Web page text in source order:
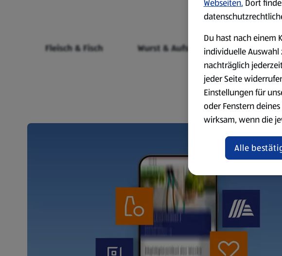
Fleisch & Fisch Wurst & Aufschnitt
Webseiten. Dort
Du hast nach einem
individuelle
nachträglich
jeder Seite
Einstellungen für
oder Fenstern
wirksam, wenn die
aktualisiert oder
Übersicht der
Alle